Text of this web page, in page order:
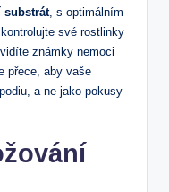
substrát, s optimálním
své rostlinky
známky nemoci
přece, aby vaše
a ne jako pokusy